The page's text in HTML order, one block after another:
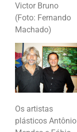
Victor Bruno
(Foto: Fernando
Machado)
Os artistas
plásticos Antônio